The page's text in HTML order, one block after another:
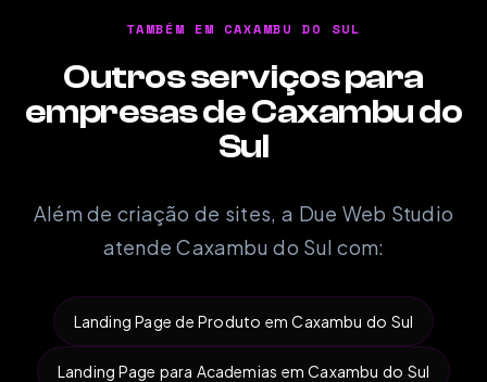
TAMBÉM EM CAXAMBU DO SUL
Outros serviços para
empresas de Caxambu do
Sul
Além de criação de sites, a Due Web Studio
atende Caxambu do Sul com:
Landing Page de Produto em Caxambu do Sul
Landing Page para Academias em Caxambu do Sul